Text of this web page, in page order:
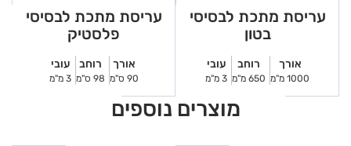
עריסת מתכת לבסיסי
בטון
אורך
1000 מ"מ
רוחב
650 מ"מ
עובי
3 מ"מ
עריסת מתכת לבסיסי
פלסטיק
אורך
90 ס"מ
רוחב
98 ס"מ
עובי
3 מ"מ
מוצרים נוספים